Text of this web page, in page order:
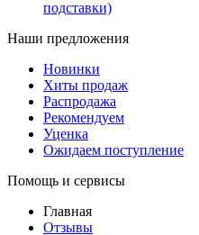
подставки)
Наши предложения
Новинки
Хиты продаж
Распродажа
Рекомендуем
Уценка
Ожидаем поступление
Помощь и сервисы
Главная
Отзывы